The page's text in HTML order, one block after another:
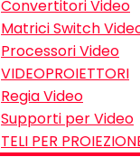
Convertitori Video
Matrici Switch
Processori Video
VIDEOPROIETTORI
Regia Video
Supporti per Video
TELI PER